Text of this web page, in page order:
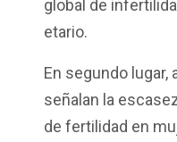
global de
etario.
En segundo lugar,
señalan la
de fertilidad en